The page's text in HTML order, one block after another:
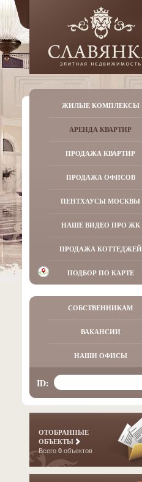
ЖИЛЫЕ КОМПЛЕКСЫ
АРЕНДА КВАРТИР
ПРОДАЖА КВАРТИР
ПРОДАЖА ОФИСОВ
ПЕНТХАУСЫ МОСКВЫ
НАШЕ ВИДЕО ПРО ЖК
ПРОДАЖА КОТТЕДЖЕЙ
ПОДБОР ПО КАРТЕ
СОБСТВЕННИКАМ
ВАКАНСИИ
НАШИ ОФИСЫ
ID:
ОТОБРАННЫЕ
ОБЪЕКТЫ
Всего 0 объектов